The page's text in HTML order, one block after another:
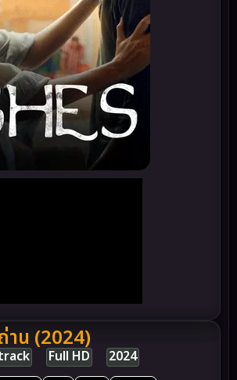
าน (2024)
Full HD 2024